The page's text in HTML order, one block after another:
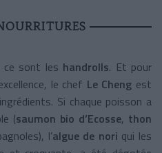
ce sont les handrolls. Et pour
le chef Le Cheng est
Si chaque poisson a
(saumon bio d’Ecosse, thon
l’algue de nori qui les